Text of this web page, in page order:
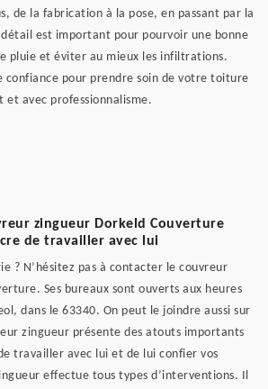
de la fabrication à la pose, en passant par la
est important pour pourvoir une bonne
pluie et éviter au mieux les infiltrations.
confiance pour prendre soin de votre toiture
et avec professionnalisme.
zingueur Dorkeld Couverture
de travailler avec lui
? N’hésitez pas à contacter le couvreur
Ses bureaux sont ouverts aux heures
dans le 63340. On peut le joindre aussi sur
zingueur présente des atouts importants
travailler avec lui et de lui confier vos
effectue tous types d’interventions. Il